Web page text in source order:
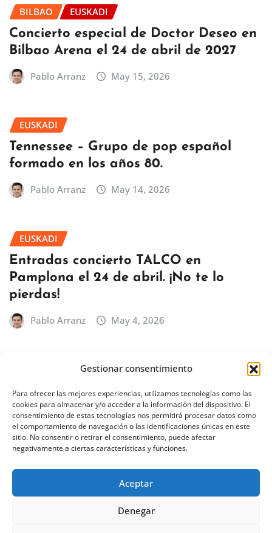
Gestionar consentimiento
Para ofrecer las mejores experiencias, utilizamos tecnologías como las
cookies para almacenar y/o acceder a la información del dispositivo. El
consentimiento de estas tecnologías nos permitirá procesar datos como
el comportamiento de navegación o las identificaciones únicas en este
sitio. No consentir o retirar el consentimiento, puede afectar
negativamente a ciertas características y funciones.
Aceptar
Denegar
BILBAO EUSKADI
Concierto especial de Doctor Deseo en
Bilbao Arena el 24 de abril de 2027
Pablo Arranz May 15, 2026
EUSKADI
Tennessee – Grupo de pop español
formado en los años 80.
Pablo Arranz May 14, 2026
EUSKADI
Entradas concierto TALCO en
Pamplona el 24 de abril. ¡No te lo
pierdas!
Pablo Arranz May 4, 2026
EUSKADI
Concierto de Íñigo Quintero en Bilbao
– 18 de febrero de 2027
Pablo Arranz Abr 30, 2026